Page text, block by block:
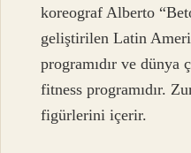
koreograf Alberto
geliştirilen Latin
programıdır ve dünya
fitness programıdır.
figürlerini içerir.